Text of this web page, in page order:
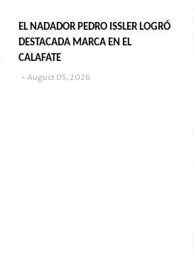
EL NADADOR PEDRO ISSLER LOGRÓ
DESTACADA MARCA EN EL
CALAFATE
August 05, 2026